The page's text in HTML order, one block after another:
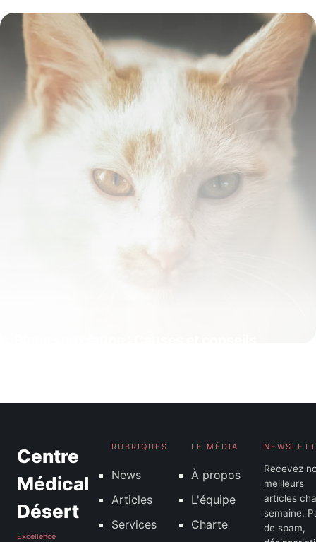
Reconnaître
8 juin 2026
Centre
Médical
Désert
Excellence
RUBRIQUES
News
Articles
Services
LE MÉDIA
À propos
L'équipe
Charte
Recevez
meilleurs
articles
semaine.
de spam,